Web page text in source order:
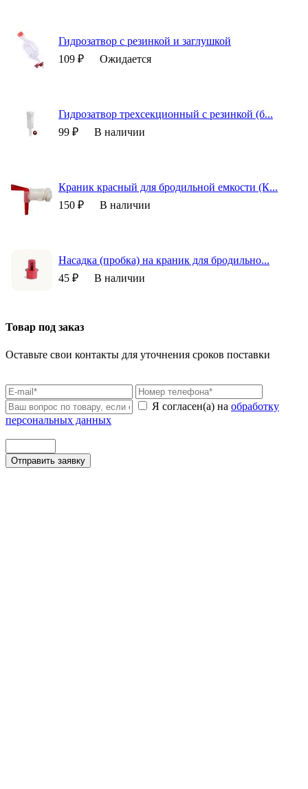
Гидрозатвор с резинкой и заглушкой
109 ₽
Ожидается
Гидрозатвор трехсекционный с резинкой (б...
99 ₽
В наличии
Краник красный для бродильной емкости (К...
150 ₽
В наличии
Насадка (пробка) на краник для бродильно...
45 ₽
В наличии
Товар под заказ
Оставьте свои контакты для уточнения сроков поставки
Я согласен(а) на обработку
персональных данных
Отправить заявку